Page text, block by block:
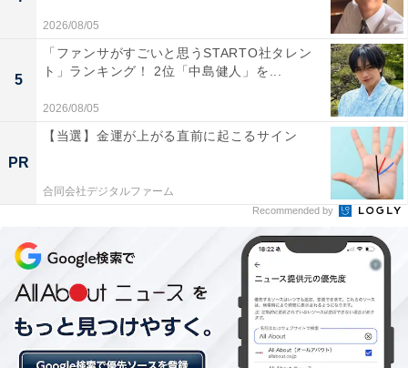
が在籍する総合大学へと成長しています。2021年度の卒
業生進路状況を見ると、学部・大学院合計で97.9％とい
う高い就職率を維持しているようです。学部卒の文系は
約8割が就職し、理工系は約3割が就職、5割以上は大学
院に進んでいます。
2026/08/05
5
「ファンサがすごいと思うSTARTO社タレン
ト」ランキング！ 2位「中島健人」を...
2026/08/05
PR
【当選】金運が上がる直前に起こるサイン
合同会社デジタルファーム
Recommended by